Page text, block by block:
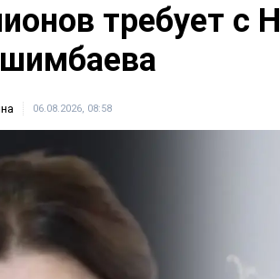
требует с
06.08.2026, 08:58